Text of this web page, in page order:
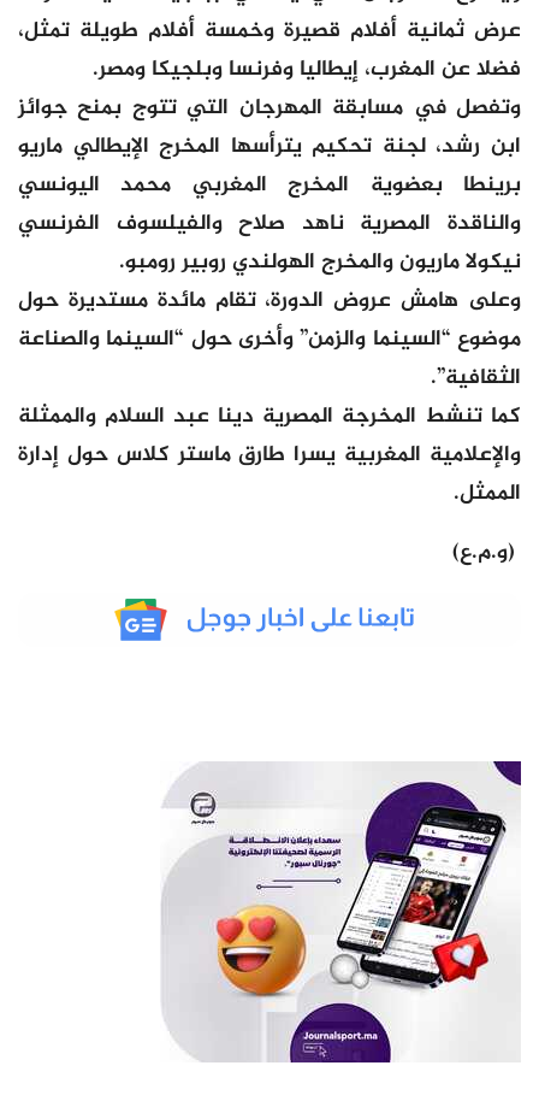
عرض ثمانية أفلام قصيرة وخمسة أفلام طويلة تمثل،
فضلا عن المغرب، إيطاليا وفرنسا وبلجيكا ومصر.
وتفصل في مسابقة المهرجان التي تتوج بمنح جوائز
ابن رشد، لجنة تحكيم يترأسها المخرج الإيطالي ماريو
برينطا بعضوية المخرج المغربي محمد اليونسي
والناقدة المصرية ناهد صلاح والفيلسوف الفرنسي
نيكولا ماريون والمخرج الهولندي روبير رومبو.
وعلى هامش عروض الدورة، تقام مائدة مستديرة حول
موضوع “السينما والزمن” وأخرى حول “السينما والصناعة
الثقافية”.
كما تنشط المخرجة المصرية دينا عبد السلام والممثلة
والإعلامية المغربية يسرا طارق ماستر كلاس حول إدارة
الممثل.
(و.م.ع)